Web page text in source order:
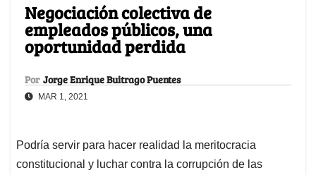
Negociación colectiva de
empleados públicos, una
oportunidad perdida
Por Jorge Enrique Buitrago Puentes
MAR 1, 2021
Podría servir para hacer realidad la meritocracia
constitucional y luchar contra la corrupción de las